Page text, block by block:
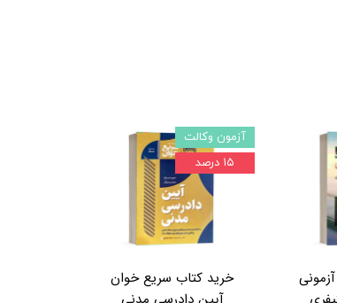
خرید کتاب سریع خوان
آزمون وکالت
۱۵ درصد